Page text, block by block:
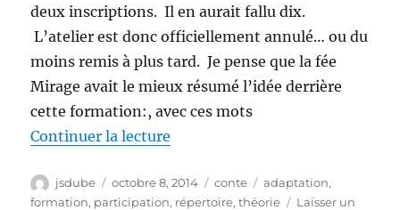
mêmes
questions)
deux inscriptions. Il en aurait fallu dix.
L’atelier est donc officiellement annulé… ou du
moins remis à plus tard. Je pense que la fée
Mirage avait le mieux résumé l’idée derrière
cette formation:, avec ces mots
Continuer la lecture
Auteur
jsdube
Publié
le
octobre 8, 2014 Catégories
conte Étiquettes
adaptation,
formation, participation, répertoire,théorie
Laisser un